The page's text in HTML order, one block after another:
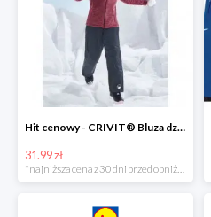
Hit cenowy - CRIVIT® Bluza dziewczęca z polaru
31.99 zł